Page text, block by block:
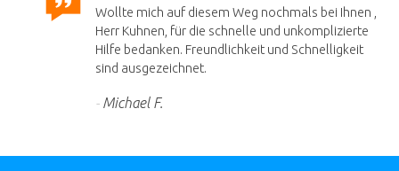
Wollte mich auf diesem Weg nochmals bei Ihnen ,
Herr Kuhnen, für die schnelle und unkomplizierte
Hilfe bedanken. Freundlichkeit und Schnelligkeit
sind ausgezeichnet.
Michael F.